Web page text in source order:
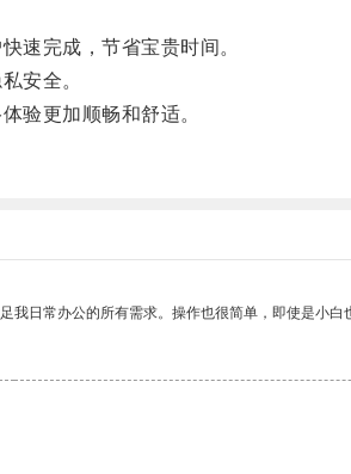
速完成，节省宝贵时间。
安全。
验更加顺畅和舒适。
日常办公的所有需求。操作也很简单，即使是小白